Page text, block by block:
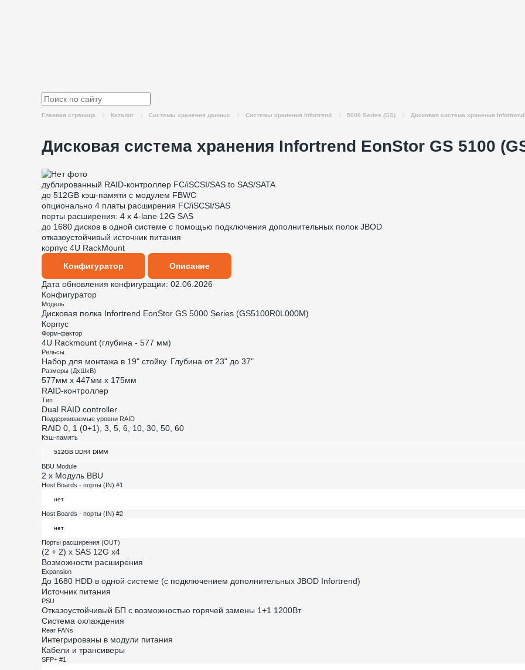
Главная страница Каталог Системы хранения данных Системы хранения Infortrend 5000 Series (GS) Дисковая система хранения
Дисковая система хранения Infortrend EonStor GS 5100
дублированный RAID-контроллер FC/iSCSI/SAS to SAS/SATA
до 512GB кэш-памяти с модулем FBWC
опционально 4 платы расширения FC/iSCSI/SAS
порты расширения: 4 x 4-lane 12G SAS
до 1680 дисков в одной системе с помощью подключения дополнительных полок JBOD
отказоустойчивый источник питания
корпус 4U RackMount
Конфигуратор
Описание
Дата обновления конфигурации: 02.06.2026
Конфигуратор
Модель
Дисковая полка Infortrend EonStor GS 5000 Series (GS5100R0L000M)
Корпус
Форм-фактор
4U Rackmount (глубина - 577 мм)
Рельсы
Набор для монтажа в 19" стойку. Глубина от 23" до 37"
Размеры (ДхШхВ)
577мм х 447мм х 175мм
RAID-контроллер
Тип
Dual RAID controller
Поддерживаемые уровни RAID
RAID 0, 1 (0+1), 3, 5, 6, 10, 30, 50, 60
Кэш-память
BBU Module
2 x Модуль BBU
Host Boards - порты (IN) #1
Host Boards - порты (IN) #2
Порты расширения (OUT)
(2 + 2) x SAS 12G x4
Возможности расширения
Expansion
До 1680 HDD в одной системе (с подключением дополнительных JBOD Infortrend)
Источник питания
PSU
Отказоустойчивый БП с возможностью горячей замены 1+1 1200Вт
Система охлаждения
Rear FANs
Интегрированы в модули питания
Кабели и трансиверы
SFP+ #1